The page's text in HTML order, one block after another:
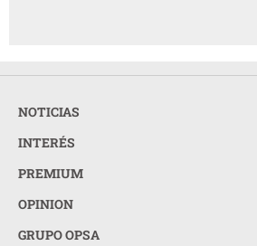
NOTICIAS
INTERÉS
PREMIUM
OPINION
GRUPO OPSA